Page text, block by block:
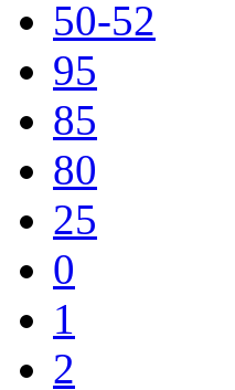
50-52
95
85
80
25
0
1
2